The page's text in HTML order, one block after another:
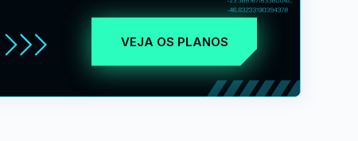
VEJA OS PLANOS